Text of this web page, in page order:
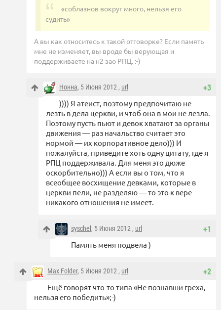
«соблазнов вокруг много, нельзя его
судить»
А вы как относитесь к такой отговорке? Если память
мне не изменяет, вы вроде бы верующая и
поддерживаете на н2 зао РПЦ. :-)
+3
Нонна, 5 Июня 2012 , url
)))) Я атеист, поэтому предпочитаю не
лезть в дела церкви, и чтоб она в мои не лезла.
Поэтому пусть пьют и девок хватают за органы
движения — раз начальство считает это
нормой — их корпоративное дело))) И
пожалуйста, приведите хоть одну цитату, где я
РПЦ поддерживала. Для меня это дюже
оскорбительно))) А если вы о том, что я
всеобщее восхищение девками, которые в
церкви пели, не разделяю — то это к вере
никакого отношения не имеет.
+1
syschel , 5 Июня 2012 , url
Память меня подвела )
+2
Max Folder, 5 Июня 2012 , url
Ещё говорят что-то типа «Не познавши греха,
нельзя его победить»;-)